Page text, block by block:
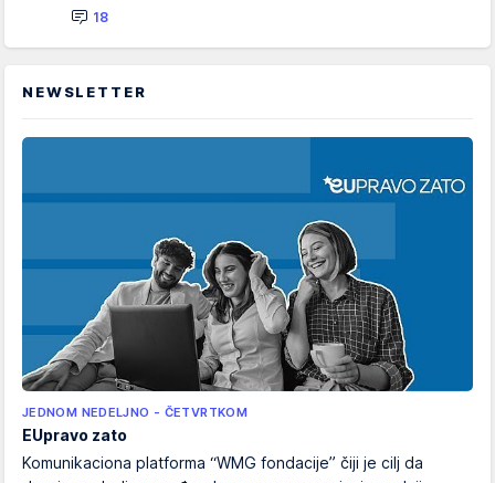
18
NEWSLETTER
JEDNOM NEDELJNO - ČETVRTKOM
EUpravo zato
Komunikaciona platforma “WMG fondacije” čiji je cilj da